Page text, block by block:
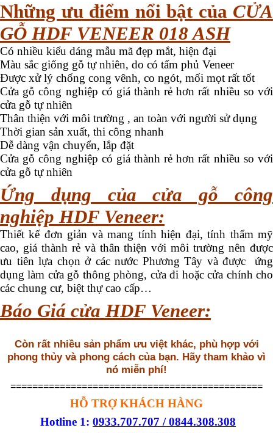
Những ưu điểm nổi bật của CỬA
GỖ HDF VENEER 018 ASH
Có nhiều kiểu dáng mẫu mã đẹp mắt, hiện đại
Màu sắc giống gỗ tự nhiên, do có tấm phủ Veneer
Được xử lý chống cong vênh, co ngót, mối mọt rất tốt
Cửa gỗ công nghiệp có giá thành rẻ hơn rất nhiều so với
cửa gỗ tự nhiên
Thân thiện với môi trường , an toàn với người sử dụng
Thời gian sản xuất, thi công nhanh
Dễ dàng vận chuyển, lắp đặt
Cửa gỗ công nghiệp có giá thành rẻ hơn rất nhiều so với
cửa gỗ tự nhiên
Ứng dụng của cửa gỗ công
nghiệp HDF Veneer:
Thiết kế đơn giản và mang tính hiện đại, tính thẩm mỹ
cao, giá thành rẻ và thân thiện với môi trường nên được
ưu tiên lựa chọn ở các nước Phương Tây và được ứng
dụng làm cửa gỗ thông phòng, cửa đi hoặc cửa chính cho
các chung cư, biệt thự cao cấp…
Báo Giá cửa HDF Veneer:
Còn rất nhiều sản phẩm ưu việt khác, phù hợp với
phong thủy và phong cách của bạn. Hãy tham khảo vì
nó miễn phí!
==============================================
HỖ TRỢ KHÁCH HÀNG
Hotline 1: 0933.707.707 / 0844.308.308